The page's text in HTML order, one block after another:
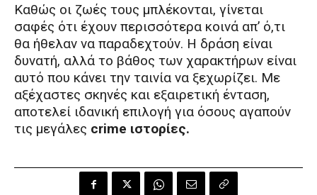
Καθώς οι ζωές τους μπλέκονται, γίνεται
σαφές ότι έχουν περισσότερα κοινά απ’ ό,τι
θα ήθελαν να παραδεχτούν. Η δράση είναι
δυνατή, αλλά το βάθος των χαρακτήρων είναι
αυτό που κάνει την ταινία να ξεχωρίζει. Με
αξέχαστες σκηνές και εξαιρετική ένταση,
αποτελεί ιδανική επιλογή για όσους αγαπούν
τις μεγάλες crime ιστορίες.